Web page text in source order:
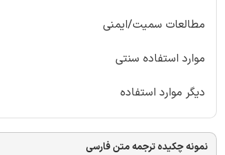
مطالعات سمیت/ایمنی
موارد استفاده سنتی
دیگر موارد استفاده
نمونه چکیده ترجمه متن فارسی